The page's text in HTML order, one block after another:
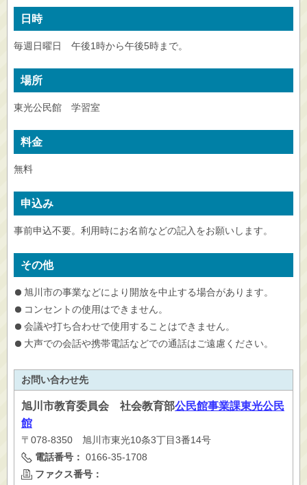
日時
毎週日曜日 午後1時から午後5時まで。
場所
東光公民館 学習室
料金
無料
申込み
事前申込不要。利用時にお名前などの記入をお願いします。
その他
旭川市の事業などにより開放を中止する場合があります。
コンセントの使用はできません。
会議や打ち合わせで使用することはできません。
大声での会話や携帯電話などでの通話はご遠慮ください。
お問い合わせ先
旭川市教育委員会 社会教育部公民館事業課東光公民
館
〒078-8350 旭川市東光10条3丁目3番14号
電話番号： 0166-35-1708
ファクス番号：